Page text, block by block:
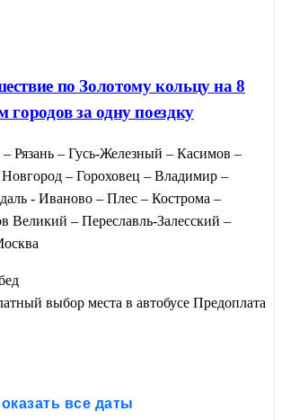
по Золотому кольцу на 8
городов за одну поездку
Рязань – Гусь-Железный – Касимов –
– Гороховец – Владимир –
- Иваново – Плес – Кострома –
Великий – Переславль-Залесский –
выбор места в автобусе Предоплата
все даты